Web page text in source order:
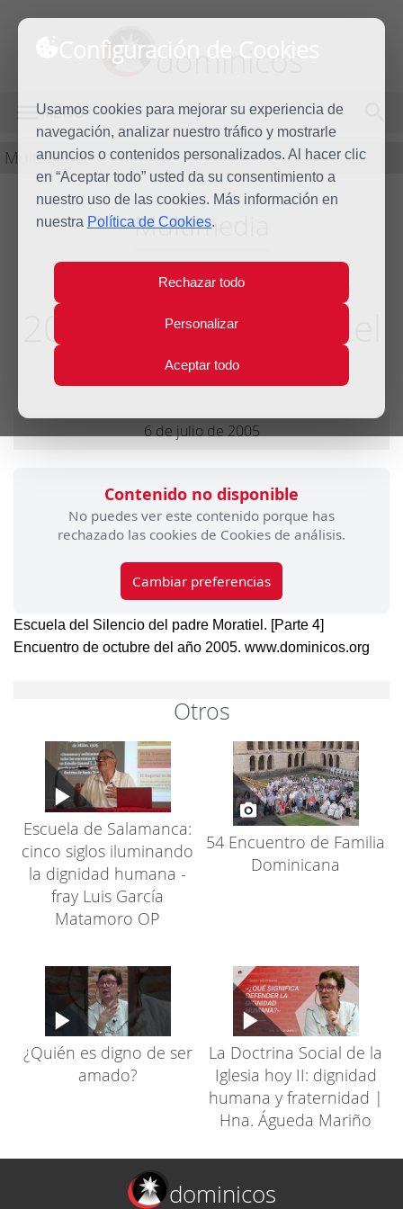
Configuración de Cookies
Usamos cookies para mejorar su experiencia de
navegación, analizar nuestro tráfico y mostrarle
anuncios o contenidos personalizados. Al hacer clic
en “Aceptar todo” usted da su consentimiento a
nuestro uso de las cookies. Más información en
nuestra Política de Cookies.
Rechazar todo
Personalizar
Aceptar todo
dominicos
MENÚ
Multimedia
Multimedia
Encuentro octubre
2005 [4/8] Escuela del
Silencio
6 de julio de 2005
Contenido no disponible
No puedes ver este contenido porque has
rechazado las cookies de Cookies de análisis.
Cambiar preferencias
Escuela del Silencio del padre Moratiel. [Parte 4]
Encuentro de octubre del año 2005. www.dominicos.org
Otros
Escuela de Salamanca:
cinco siglos iluminando
la dignidad humana -
fray Luis García
Matamoro OP
54 Encuentro de Familia
Dominicana
¿Quién es digno de ser
amado?
La Doctrina Social de la
Iglesia hoy II: dignidad
humana y fraternidad |
Hna. Águeda Mariño
dominicos